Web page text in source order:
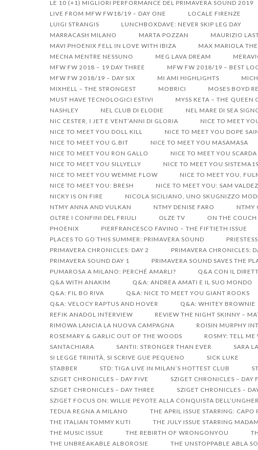
LE 10 (+1) MIGLIORI PERFORMANCE DEL PRIMAVERA SOUND 2019
LIVE FROM MFW FW18/19 – DAY ONE
LOCALE FIRENZE
LUIGI STRANGIS
LUNCHBOXDAVE: NEVER SKIP LEG DAY
MARRACASH MILANO
MARTA POZZAN MAURIZIO
MAVI PHOENIX FELL IN LOVE WITH IBIZA
MAX MARIOLA
MECNA MENTRE NESSUNO
MEG LAVA DREAM
MFW FW 2018 – 19 DAY THREE
MFW FW 2018/19 – BEST
MFW FW 2018/19 – DAY SIX
MI AMI HIGHLIGHTS
MIXHELL – THE STRONGEST
MOBRICI MOSES BOYD
MUST HAVE TECNOLOGICI ESTIVI
MYSS KETA – THE QUEEN
NASHLEY
NEL CLUB DI ELODIE NEL MARE DI SEA
NIC CESTER, I JET E VENT’ANNI DI GLORIA
NICE TO MEET
NICE TO MEET YOU DOLL KILL
NICE TO MEET YOU DOPE
NICE TO MEET YOU G.BIT
NICE TO MEET YOU MASAMASA
NICE TO MEET YOU RON GALLO
NICE TO MEET YOU SCARDA
NICE TO MEET YOU SILLYELLY
NICE TO MEET YOU
NICE TO MEET YOU WEMME FLOW
NICE TO MEET YOU,
NICE TO MEET YOU: BRESH
NICE TO MEET YOU: SAM VALDEZ
NICKY IS ON FIRE
NICOLA SICILIANO, UNO SKUGNIZZO
NTMY ANNA AND VULKAN
NTMY DENISE FARO NTMY
OLTRE I CONFINI DEL FRIULI
OLZE TV ON THE
PHOENIX
PIERFRANCESCO FAVINO – THE FIFTIETH ISSUE
PLACES TO GO THIS SUMMER: PRIMAVERA SOUND
PRIMAVERA CHRONICLES: DAY 2
PRIMAVERA CHRONICLES:
PRIMAVERA SOUND DAY 1
PRIMAVERA SOUND SAVES THE
PUMAROSA A MILANO: PERCHÉ AMARLI?
Q&A CON IL
Q&A WITH ANAKIM
Q&A: ANDREA AMATI E IL SUO MONDO
Q&A: FIL BO RIVA
Q&A: NICE TO MEET YOU GIANT ROOKS
Q&A: VELOCY RAPTUS AND HOVER
Q&A: WHITEY BROWNIE
REFIK ANADOL INTERVIEW
REVIEW THE NIGHT SKINNY –
RIMOWA LANCIA LA NUOVA CAMPAGNA
ROISIN MURPHY
ROSEMARY & GARLIC OUT OF THE WOODS
ROSMY: TELL
SANTACHIARA
SANTII: STRONGER THAN EVER SARA
SI LEGGE TRINITÀ, SI SCRIVE GUE PEQUENO
SICK LUKE
STABBER
STD: TIGA LIVE IN MILAN’S HOTTEST CLUB
SZIGET CHRONICLES – DAY FIVE
SZIGET CHRONICLES – DAY
SZIGET CHRONICLES – DAY THREE
SZIGET CHRONICLES –
SZIGET FOCUS ON: WILLIE PEYOTE ALLA CONQUISTA
TEDUA REGNA A MILANO
THE APRIL ISSUE STARRING: CAPO
THE ITALIAN TOMMY KUTI
THE JULY ISSUE STARRING
THE MUSIC ISSUE
THE REBIRTH OF WRONGONYOU
THE UNBREAKABLE ALBOROSIE
THE UNSTOPPABLE ABLA